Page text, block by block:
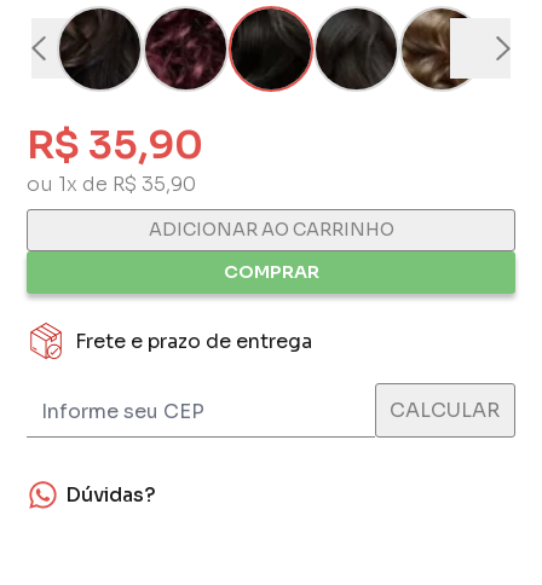
R$ 35,90
ou 1x de R$ 35,90
ADICIONAR AO CARRINHO
COMPRAR
Frete e prazo de entrega
Dúvidas?